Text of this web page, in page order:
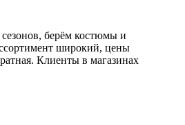
берём костюмы и
широкий, цены
Клиенты в магазинах